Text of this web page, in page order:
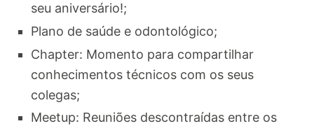
seu aniversário!;
Plano de saúde e odontológico;
Chapter: Momento para compartilhar
conhecimentos técnicos com os seus
colegas;
Meetup: Reuniões descontraídas entre os